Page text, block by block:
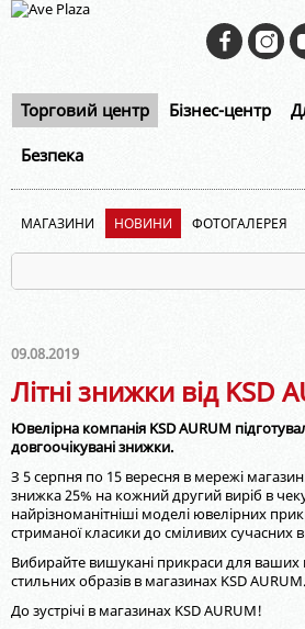
Торговий центр Бізнес-центр
Безпека
МАГАЗИНИ НОВИНИ ФОТОГАЛЕРЕЯ
09.08.2019
Літні знижки від KSD
Ювелірна компанія KSD AURUM
довгоочікувані знижки.
З 5 серпня по 15 вересня в мережі
знижка 25% на кожний другий виріб в
найрізноманітніші моделі ювелірних
стриманої класики до сміливих сучасних
Вибирайте вишукані прикраси для
стильних образів в магазинах KSD AURUM.
До зустрічі в магазинах KSD AURUM!